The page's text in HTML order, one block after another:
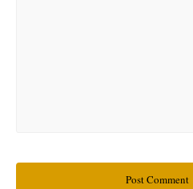
Post Comment